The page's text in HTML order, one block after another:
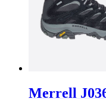
Merrell